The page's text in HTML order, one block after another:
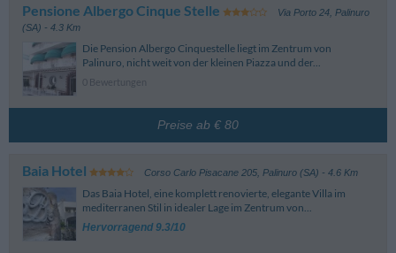
Pensione Albergo Cinque Stelle Via Porto 24, Palinuro
(SA) - 4.3 Km
Die Pension Albergo Cinquestelle liegt im Zentrum von
Palinuro, nicht weit von der kleinen Piazza und der...
0 Bewertungen
Preise ab € 80
Baia Hotel Corso Carlo Pisacane 205, Palinuro (SA) - 4.6 Km
Das Baia Hotel, eine komplett renovierte, elegante Villa im
mediterranen Stil in idealer Lage im Zentrum von...
Hervorragend 9.3/10